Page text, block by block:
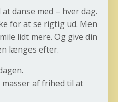
danse med – hver dag.
for at se rigtig ud. Men
lidt mere. Og give din
længes efter.
af frihed til at